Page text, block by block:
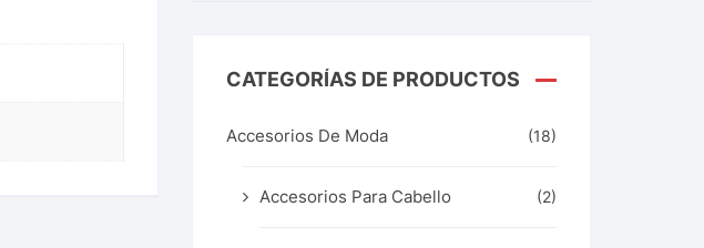
CATEGORÍAS DE PRODUCTOS
Accesorios De Moda (18)
Accesorios Para Cabello (2)